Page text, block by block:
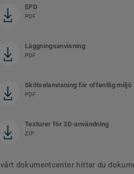
EPD
PDF
Läggningsanvisning
PDF
Skötselanvisning för offentlig miljö
PDF
Texturer för 3D-användning
ZIP
I vårt dokumentcenter hittar du